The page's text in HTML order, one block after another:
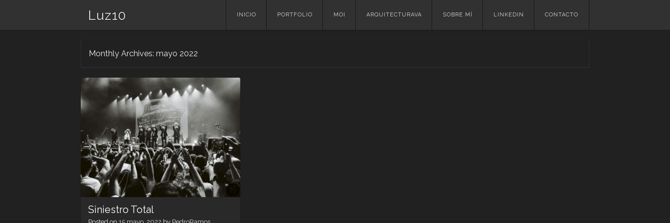
Luz10
Skip
INICIO PORTFOLIO MOI ARQUITECTURAVA SOBRE MÍ LINKEDIN CONTACTO
Monthly Archives: mayo 2022
Siniestro Total